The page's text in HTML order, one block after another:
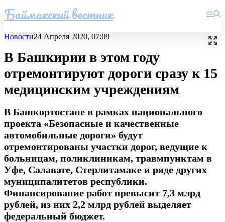
Баймакский вестник
Новости24 Апреля 2020, 07:09
В Башкирии в этом году
отремонтируют дороги сразу к 15
медицинским учреждениям
В Башкортостане в рамках национального
проекта «Безопасные и качественные
автомобильные дороги» будут
отремонтированы участки дорог, ведущие к
больницам, поликлиникам, травмпунктам в
Уфе, Салавате, Стерлитамаке и ряде других
муниципалитетов республики.
Финансирование работ превысит 7,3 млрд
рублей, из них 2,2 млрд рублей выделяет
федеральный бюджет.